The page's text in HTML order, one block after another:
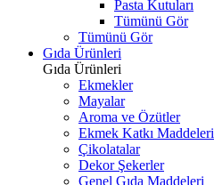
Pasta Kutuları
Tümünü Gör
Tümünü Gör
Gıda Ürünleri
Gıda Ürünleri
Ekmekler
Mayalar
Aroma ve Özütler
Ekmek Katkı Maddeleri
Çikolatalar
Dekor Şekerler
Genel Gıda Maddeleri